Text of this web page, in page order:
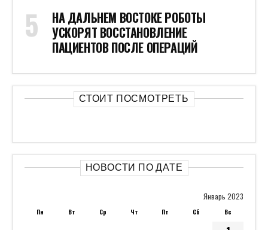
НА ДАЛЬНЕМ ВОСТОКЕ РОБОТЫ
УСКОРЯТ ВОССТАНОВЛЕНИЕ
ПАЦИЕНТОВ ПОСЛЕ ОПЕРАЦИЙ
СТОИТ ПОСМОТРЕТЬ
НОВОСТИ ПО ДАТЕ
Январь 2023
Пн Вт Ср Чт Пт Сб Вс